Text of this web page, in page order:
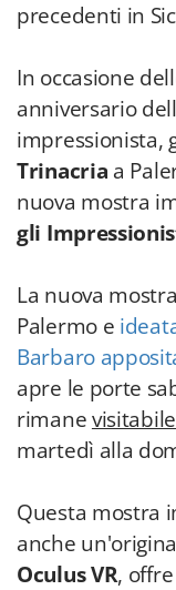
precedenti in
In occasione
anniversario
impressionista,
Trinacria a
nuova mostra
gli
La nuova
Palermo e
Barbaro
apre le porte
rimane
martedì alla
Questa mostra
anche
Oculus VR,